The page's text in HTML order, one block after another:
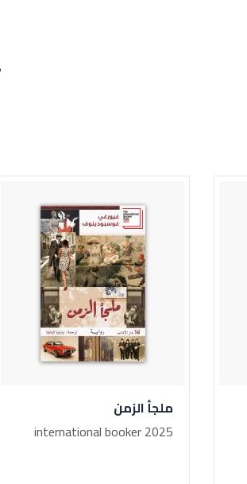
ملجأ الزمن
international booker 2025